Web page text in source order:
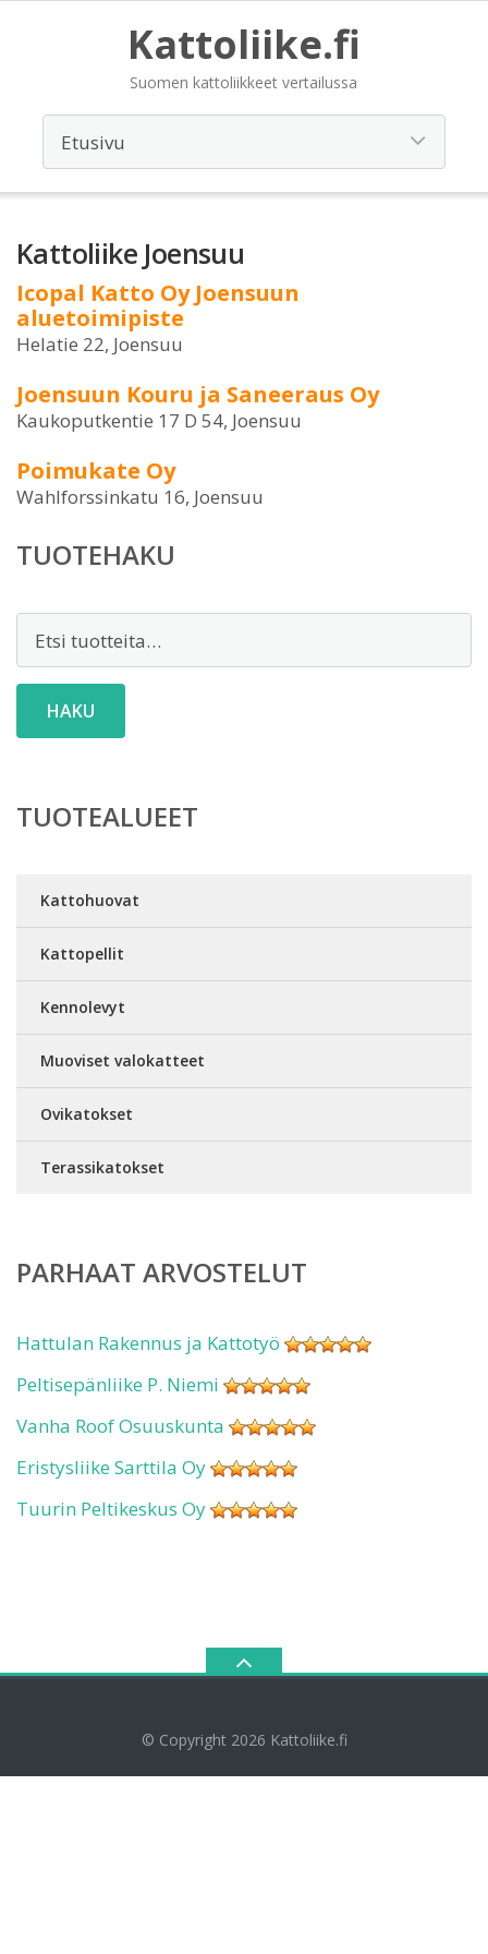
Kattoliike.fi
Suomen kattoliikkeet vertailussa
Kattoliike Joensuu
Icopal Katto Oy Joensuun
aluetoimipiste
Helatie 22, Joensuu
Joensuun Kouru ja Saneeraus Oy
Kaukoputkentie 17 D 54, Joensuu
Poimukate Oy
Wahlforssinkatu 16, Joensuu
TUOTEHAKU
HAKU
TUOTEALUEET
Kattohuovat
Kattopellit
Kennolevyt
Muoviset valokatteet
Ovikatokset
Terassikatokset
PARHAAT ARVOSTELUT
Hattulan Rakennus ja Kattotyö
Peltisepänliike P. Niemi
Vanha Roof Osuuskunta
Eristysliike Sarttila Oy
Tuurin Peltikeskus Oy
© Copyright 2026 Kattoliike.fi